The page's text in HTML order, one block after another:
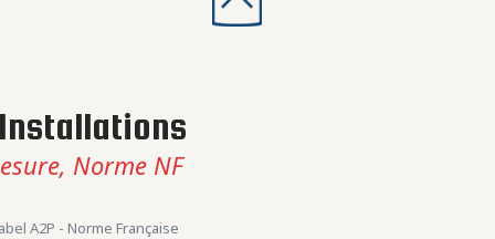
Norme NF
A2P - Norme Française